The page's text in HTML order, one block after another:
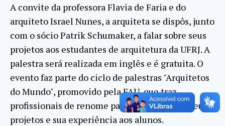
A convite da professora Flavia de Faria e do
arquiteto Israel Nunes, a arquiteta se dispôs, junto
com o sócio Patrik Schumaker, a falar sobre seus
projetos aos estudantes de arquitetura da UFRJ. A
palestra será realizada em inglês e é gratuita. O
evento faz parte do ciclo de palestras "Arquitetos
do Mundo", promovido pela FAU, que traz
profissionais de renome para apresentarem seus
projetos e sua experiência aos alunos.